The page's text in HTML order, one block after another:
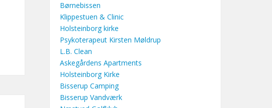
Børnebissen
Klippestuen & Clinic
Holsteinborg kirke
Psykoterapeut Kirsten Møldrup
L.B. Clean
Askegårdens Apartments
Holsteinborg Kirke
Bisserup Camping
Bisserup Vandværk